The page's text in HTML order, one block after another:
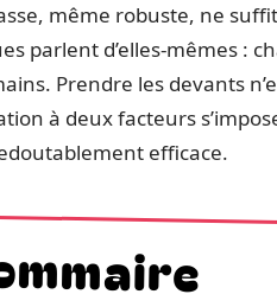
même robuste, ne
parlent d’elles-mêmes :
Prendre les devants
à deux facteurs
efficace.